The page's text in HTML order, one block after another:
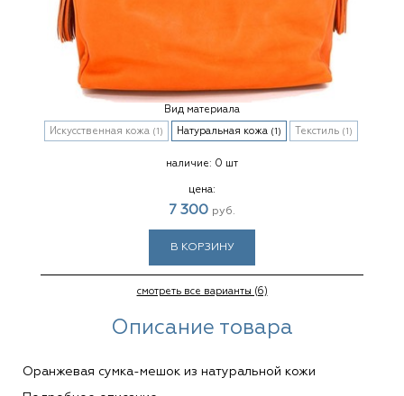
Вид материала
Искусственная кожа (1) Натуральная кожа (1) Текстиль (1)
наличие: 0 шт
цена:
7 300 руб.
В КОРЗИНУ
смотреть все варианты (6)
Описание товара
Оранжевая сумка-мешок из натуральной кожи